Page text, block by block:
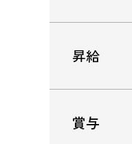
昇給
賞与